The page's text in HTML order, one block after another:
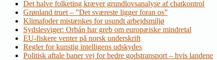
Det halve folketing kræver grundlovsanalyse af chatkontrol
Grønland truet – ”Det sværeste ligger foran os”
Klimafoder mistænkes for usundt arbejdsmiljø
Sydslesviger: Orbán har greb om europæiske mindretal
EU-fiskere venter på norsk underskrift
Regler for kunstig intelligens udskydes
Politisk aftale baner vej for bedre godstransport – hvis landene